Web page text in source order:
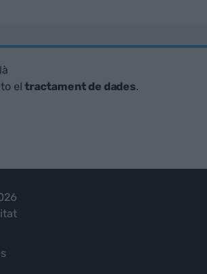
eltractament de dades.